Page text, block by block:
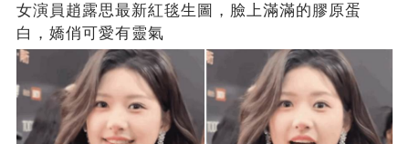
女演員趙露思最新紅毯生圖，臉上滿滿的膠原蛋
白，嬌俏可愛有靈氣